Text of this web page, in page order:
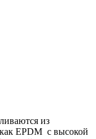
из
EPDM с высокой